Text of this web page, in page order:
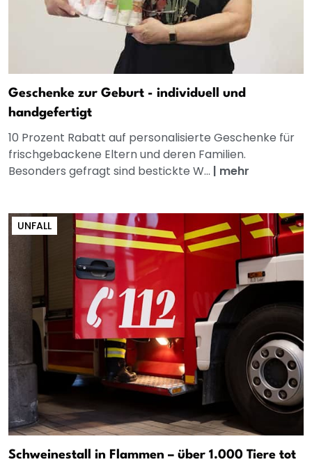
Geschenke zur Geburt - individuell und
handgefertigt
10 Prozent Rabatt auf personalisierte Geschenke für
frischgebackene Eltern und deren Familien.
Besonders gefragt sind bestickte W... | mehr
UNFALL
Schweinestall in Flammen – über 1.000 Tiere tot